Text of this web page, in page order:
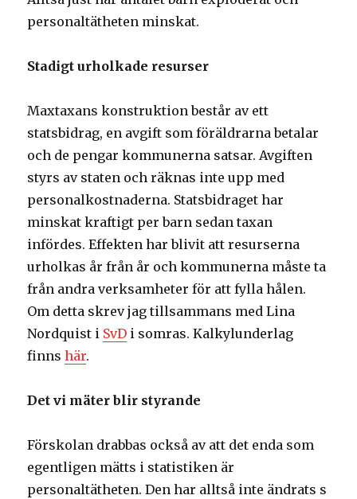
personaltätheten minskat.
Stadigt urholkade resurser
Maxtaxans konstruktion består av ett
statsbidrag, en avgift som föräldrarna betalar
och de pengar kommunerna satsar. Avgiften
styrs av staten och räknas inte upp med
personalkostnaderna. Statsbidraget har
minskat kraftigt per barn sedan taxan
infördes. Effekten har blivit att resurserna
urholkas år från år och kommunerna måste ta
från andra verksamheter för att fylla hålen.
Om detta skrev jag tillsammans med Lina
Nordquist i SvD i somras. Kalkylunderlag
finnshär.
Det vi mäter blir styrande
Förskolan drabbas också av att det enda som
egentligen mätts i statistiken är
personaltätheten. Den har alltså inte ändrats s